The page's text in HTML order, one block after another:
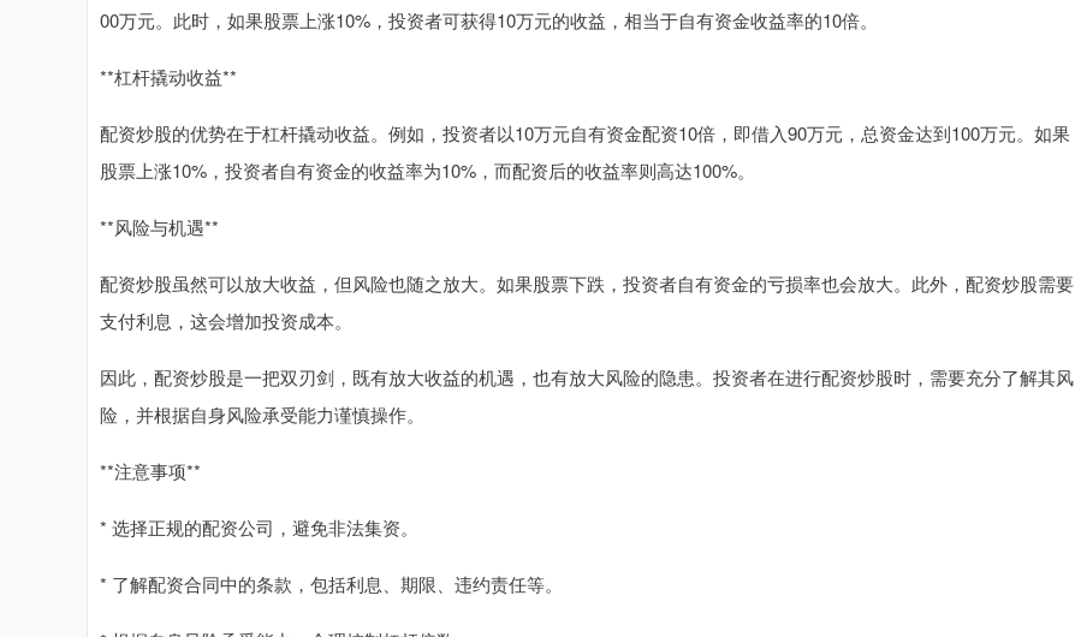
00万元。此时，如果股票上涨10%，投资者可获得10万元的收益，相当于自有资金收益率的10倍。
**杠杆撬动收益**
配资炒股的优势在于杠杆撬动收益。例如，投资者以10万元自有资金配资10倍，即借入90万元，总资金达到100万元。如果
股票上涨10%，投资者自有资金的收益率为10%，而配资后的收益率则高达100%。
**风险与机遇**
配资炒股虽然可以放大收益，但风险也随之放大。如果股票下跌，投资者自有资金的亏损率也会放大。此外，配资炒股需要
支付利息，这会增加投资成本。
因此，配资炒股是一把双刃剑，既有放大收益的机遇，也有放大风险的隐患。投资者在进行配资炒股时，需要充分了解其风
险，并根据自身风险承受能力谨慎操作。
**注意事项**
* 选择正规的配资公司，避免非法集资。
* 了解配资合同中的条款，包括利息、期限、违约责任等。